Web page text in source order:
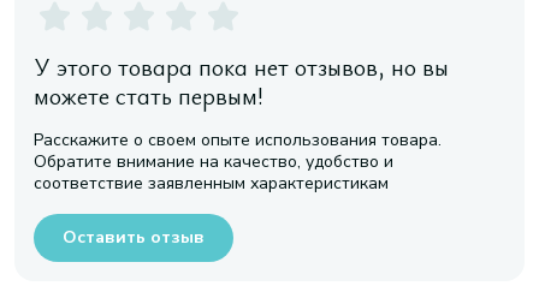
У этого товара пока нет отзывов, но вы
можете стать первым!
Расскажите о своем опыте использования товара.
Обратите внимание на качество, удобство и
соответствие заявленным характеристикам
Оставить отзыв